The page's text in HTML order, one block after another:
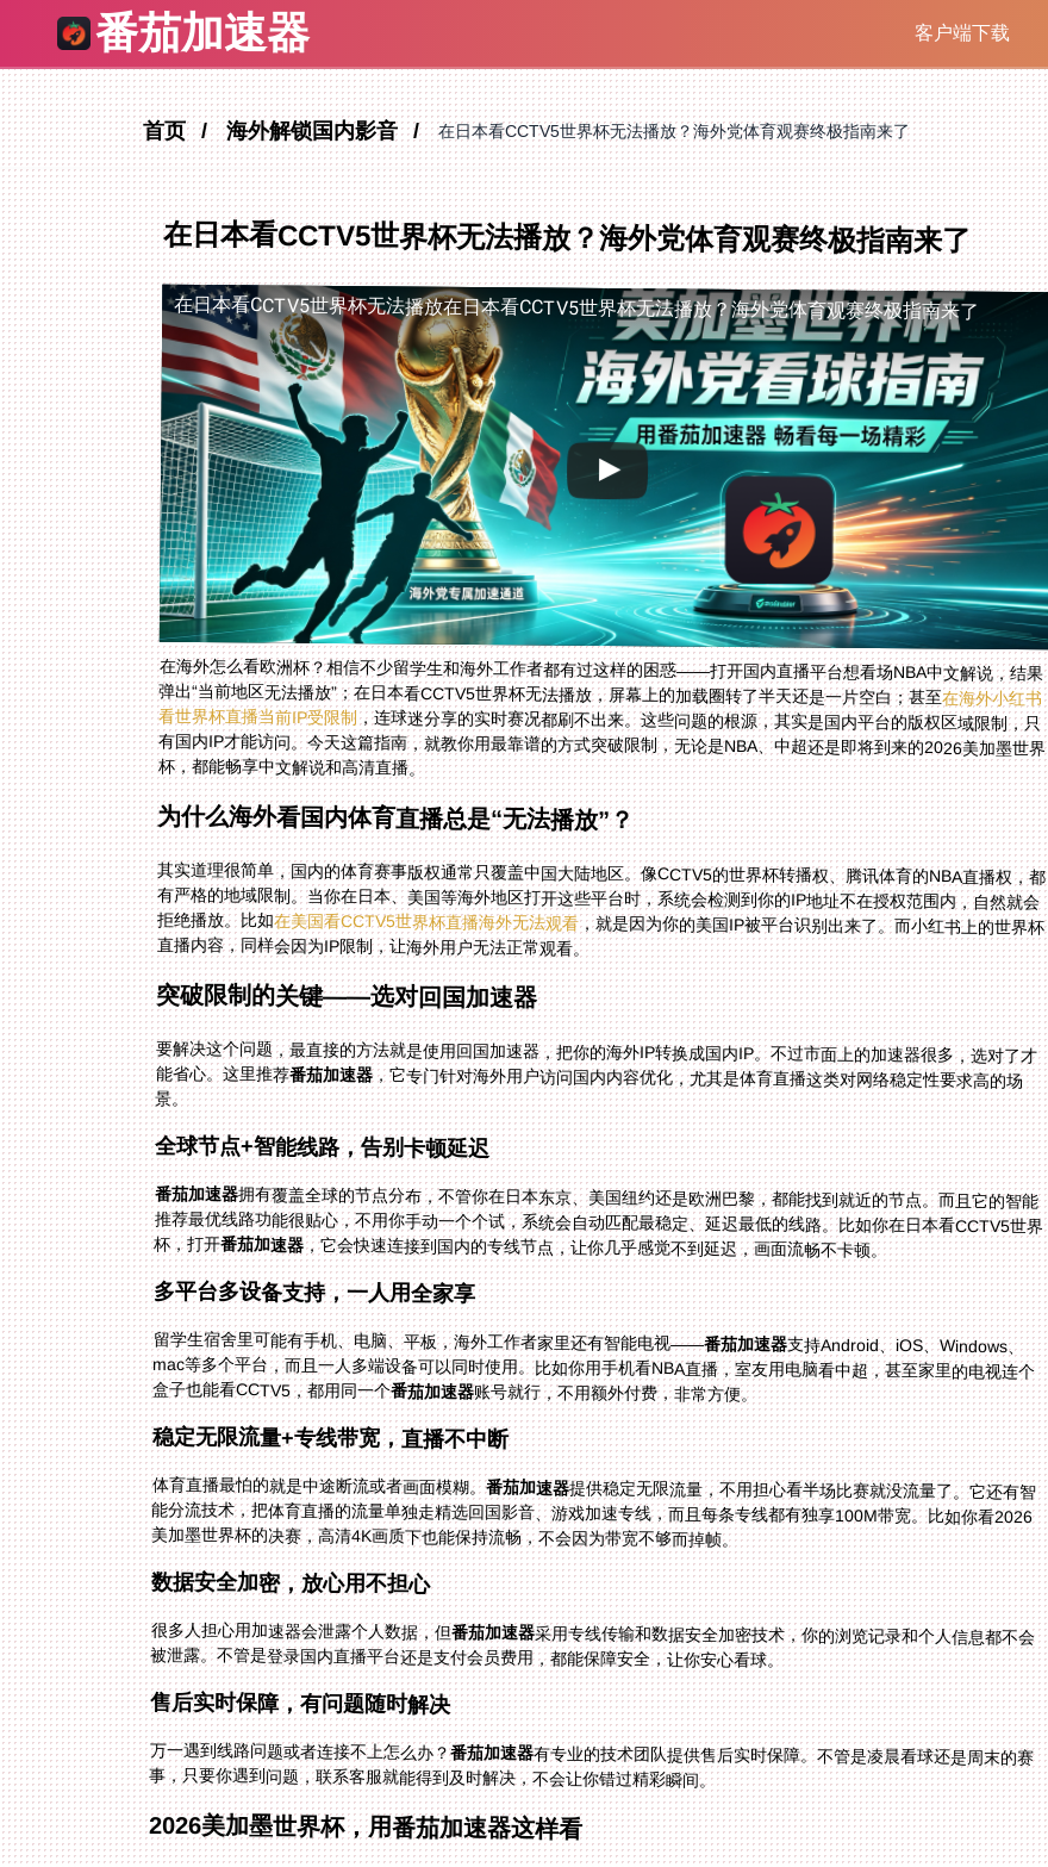
番茄加速器 客户端下载
首页 海外解锁国内影音 在日本看CCTV5世界杯无法播放？海外党体育观赛终极指南来了
在日本看CCTV5世界杯无法播放？海外党体育观赛终极指南来了
在日本看CCTV5世界杯无法播放在日本看CCTV5世界杯无法播放？海外党体育观赛终极指南来了
在海外怎么看欧洲杯？相信不少留学生和海外工作者都有过这样的困惑——打开国内直播平台想看场NBA中文解说，结果
弹出“当前地区无法播放”；在日本看CCTV5世界杯无法播放，屏幕上的加载圈转了半天还是一片空白；甚至在海外小红书
看世界杯直播当前IP受限制，连球迷分享的实时赛况都刷不出来。这些问题的根源，其实是国内平台的版权区域限制，只
有国内IP才能访问。今天这篇指南，就教你用最靠谱的方式突破限制，无论是NBA、中超还是即将到来的2026美加墨世界
杯，都能畅享中文解说和高清直播。
为什么海外看国内体育直播总是“无法播放”？
其实道理很简单，国内的体育赛事版权通常只覆盖中国大陆地区。像CCTV5的世界杯转播权、腾讯体育的NBA直播权，都
有严格的地域限制。当你在日本、美国等海外地区打开这些平台时，系统会检测到你的IP地址不在授权范围内，自然就会
拒绝播放。比如在美国看CCTV5世界杯直播海外无法观看，就是因为你的美国IP被平台识别出来了。而小红书上的世界杯
直播内容，同样会因为IP限制，让海外用户无法正常观看。
突破限制的关键——选对回国加速器
要解决这个问题，最直接的方法就是使用回国加速器，把你的海外IP转换成国内IP。不过市面上的加速器很多，选对了才
能省心。这里推荐番茄加速器，它专门针对海外用户访问国内内容优化，尤其是体育直播这类对网络稳定性要求高的场
景。
全球节点+智能线路，告别卡顿延迟
番茄加速器拥有覆盖全球的节点分布，不管你在日本东京、美国纽约还是欧洲巴黎，都能找到就近的节点。而且它的智能
推荐最优线路功能很贴心，不用你手动一个个试，系统会自动匹配最稳定、延迟最低的线路。比如你在日本看CCTV5世界
杯，打开番茄加速器，它会快速连接到国内的专线节点，让你几乎感觉不到延迟，画面流畅不卡顿。
多平台多设备支持，一人用全家享
留学生宿舍里可能有手机、电脑、平板，海外工作者家里还有智能电视——番茄加速器支持Android、iOS、Windows、
mac等多个平台，而且一人多端设备可以同时使用。比如你用手机看NBA直播，室友用电脑看中超，甚至家里的电视连个
盒子也能看CCTV5，都用同一个番茄加速器账号就行，不用额外付费，非常方便。
稳定无限流量+专线带宽，直播不中断
体育直播最怕的就是中途断流或者画面模糊。番茄加速器提供稳定无限流量，不用担心看半场比赛就没流量了。它还有智
能分流技术，把体育直播的流量单独走精选回国影音、游戏加速专线，而且每条专线都有独享100M带宽。比如你看2026
美加墨世界杯的决赛，高清4K画质下也能保持流畅，不会因为带宽不够而掉帧。
数据安全加密，放心用不担心
很多人担心用加速器会泄露个人数据，但番茄加速器采用专线传输和数据安全加密技术，你的浏览记录和个人信息都不会
被泄露。不管是登录国内直播平台还是支付会员费用，都能保障安全，让你安心看球。
售后实时保障，有问题随时解决
万一遇到线路问题或者连接不上怎么办？番茄加速器有专业的技术团队提供售后实时保障。不管是凌晨看球还是周末的赛
事，只要你遇到问题，联系客服就能得到及时解决，不会让你错过精彩瞬间。
2026美加墨世界杯，用番茄加速器这样看